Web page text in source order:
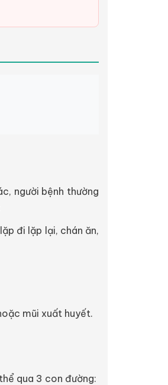
người bệnh thường
đi lặp lại, chán ăn,
mũi xuất huyết.
qua 3 con đường: